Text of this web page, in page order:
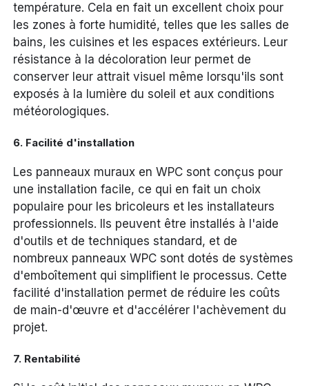
température. Cela en fait un excellent choix pour
les zones à forte humidité, telles que les salles de
bains, les cuisines et les espaces extérieurs. Leur
résistance à la décoloration leur permet de
conserver leur attrait visuel même lorsqu'ils sont
exposés à la lumière du soleil et aux conditions
météorologiques.
6. Facilité d'installation
Les panneaux muraux en WPC sont conçus pour
une installation facile, ce qui en fait un choix
populaire pour les bricoleurs et les installateurs
professionnels. Ils peuvent être installés à l'aide
d'outils et de techniques standard, et de
nombreux panneaux WPC sont dotés de systèmes
d'emboîtement qui simplifient le processus. Cette
facilité d'installation permet de réduire les coûts
de main-d'œuvre et d'accélérer l'achèvement du
projet.
7. Rentabilité